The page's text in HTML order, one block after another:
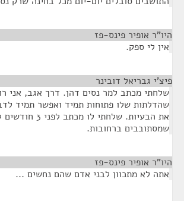
היו"ר אופיר פינס-פז
אין לי ספק.
פיצ'י גבריאל דובינר
שלחתי מכתב למר נסים דהן. דרך אגב, אני
שהדלתות שלו פתוחות תמיד ואפשר תמיד
את הבעיות. שלחתי לו
שמסתובבים ברחובות.
היו"ר אופיר פינס-פז
אתה לא מתכוון לבני אדם שהם נחשים ...